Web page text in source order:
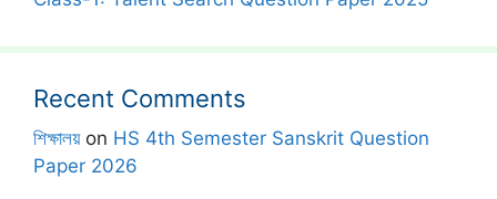
Recent Comments
শিক্ষালয়on HS 4th Semester Sanskrit Question
Paper 2026